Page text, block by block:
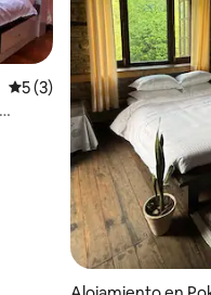
Calificación promedio: 5
5 (3)